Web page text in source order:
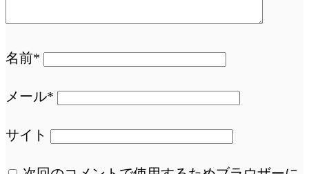
名前*
メール*
サイト